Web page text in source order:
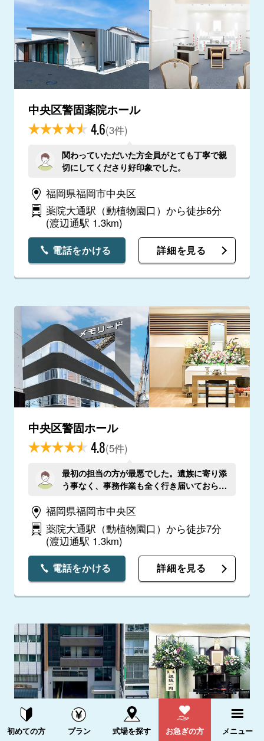
中央区警固薬院ホール
4.6(3件)
関わっていただいた方全員がとても丁寧で親
切にしてくださり好印象でした。
福岡県福岡市中央区
薬院大通駅（動植物園口）から徒歩6分
(渡辺通駅 1.3km)
電話をかける 詳細を見る
中央区警固ホール
4.8(5件)
最初の担当の方が最悪でした。遺族に寄り添
う事なく、事務作業も全く行き届いておらず
た。 あまりにも酷かったのでクレームを入
れ担当を変わっていただいてからはこちらの
要望にしっかり応えてくれ、それからは満足
のいく葬儀となりました。 クレーム応対を
してくださった副支配人の山下様、引き継い
で担当してくださった惠良様には大変満足で
す。良くしていただき感謝申し上げます。
福岡県福岡市中央区
薬院大通駅（動植物園口）から徒歩7分
(渡辺通駅 1.3km)
電話をかける 詳細を見る
資料請求する 電話をかける
初めての方 プラン 式場を探す お急ぎの方 メニュー